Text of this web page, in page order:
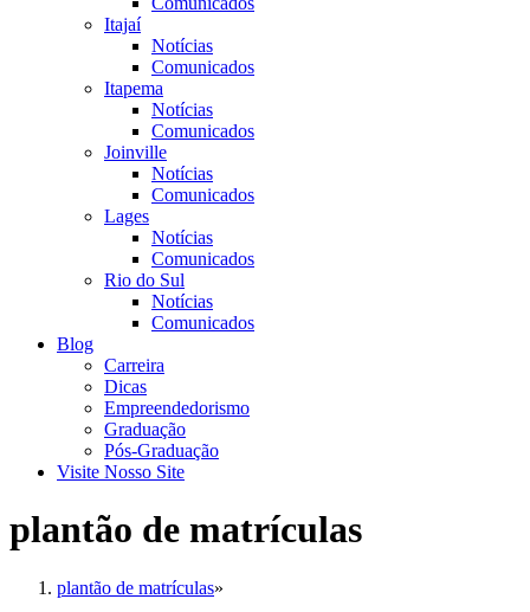
Itajaí
Notícias
Comunicados
Itapema
Notícias
Comunicados
Joinville
Notícias
Comunicados
Lages
Notícias
Comunicados
Rio do Sul
Notícias
Comunicados
Blog
Carreira
Dicas
Empreendedorismo
Graduação
Pós-Graduação
Visite Nosso Site
plantão de matrículas
plantão de matrículas»